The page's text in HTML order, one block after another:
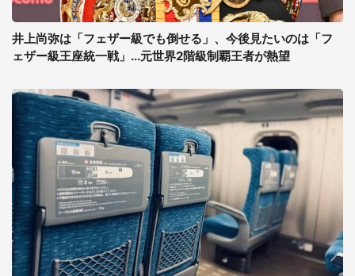
井上尚弥は「フェザー級でも倒せる」、今後見たいのは「フ
ェザー級王座統一戦」...元世界2階級制覇王者が熱望